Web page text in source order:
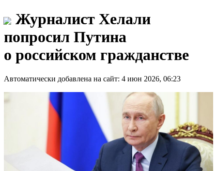
Журналист Хелали
попросил Путина
о российском гражданстве
Автоматически добавлена на сайт: 4 июн 2026, 06:23